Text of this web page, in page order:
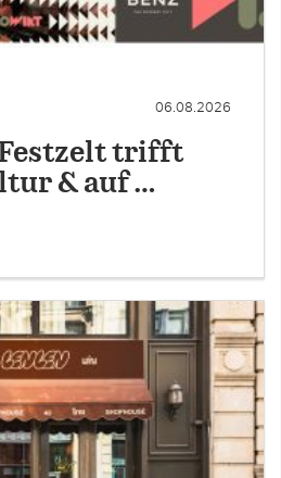
06.08.2026
trifft
& auf …